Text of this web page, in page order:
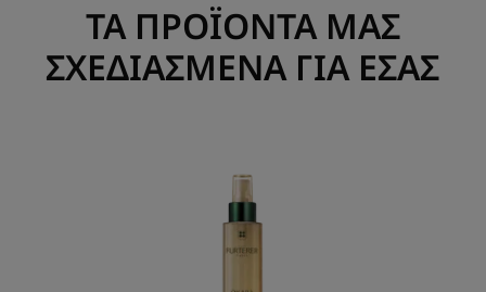
ΤΑ ΠΡΟΪΟΝΤΑ ΜΑΣ
ΣΧΕΔΙΑΣΜΕΝΑ ΓΙΑ ΕΣΑΣ
Σπρέι
λάμψης
για
ξανθά